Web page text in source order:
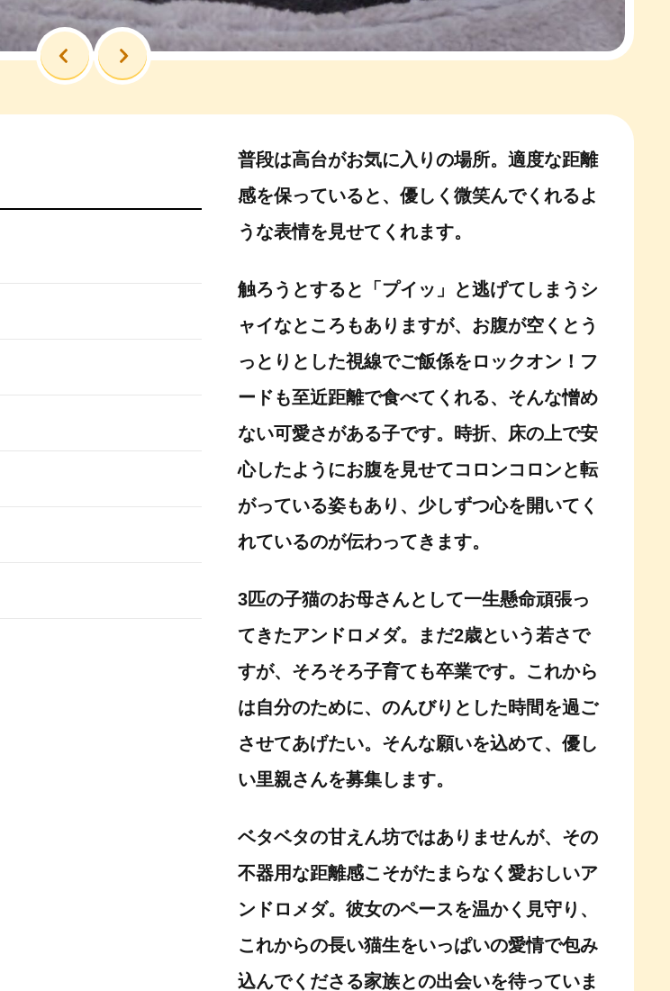
前へ 次へ
普段は高台がお気に入りの場所。適度な距離
感を保っていると、優しく微笑んでくれるよ
うな表情を見せてくれます。
触ろうとすると「プイッ」と逃げてしまうシ
ャイなところもありますが、お腹が空くとう
っとりとした視線でご飯係をロックオン！フ
ードも至近距離で食べてくれる、そんな憎め
ない可愛さがある子です。時折、床の上で安
心したようにお腹を見せてコロンコロンと転
がっている姿もあり、少しずつ心を開いてく
れているのが伝わってきます。
3匹の子猫のお母さんとして一生懸命頑張っ
てきたアンドロメダ。まだ2歳という若さで
すが、そろそろ子育ても卒業です。これから
は自分のために、のんびりとした時間を過ご
させてあげたい。そんな願いを込めて、優し
い里親さんを募集します。
ベタベタの甘えん坊ではありませんが、その
不器用な距離感こそがたまらなく愛おしいア
ンドロメダ。彼女のペースを温かく見守り、
これからの長い猫生をいっぱいの愛情で包み
込んでくださる家族との出会いを待っていま